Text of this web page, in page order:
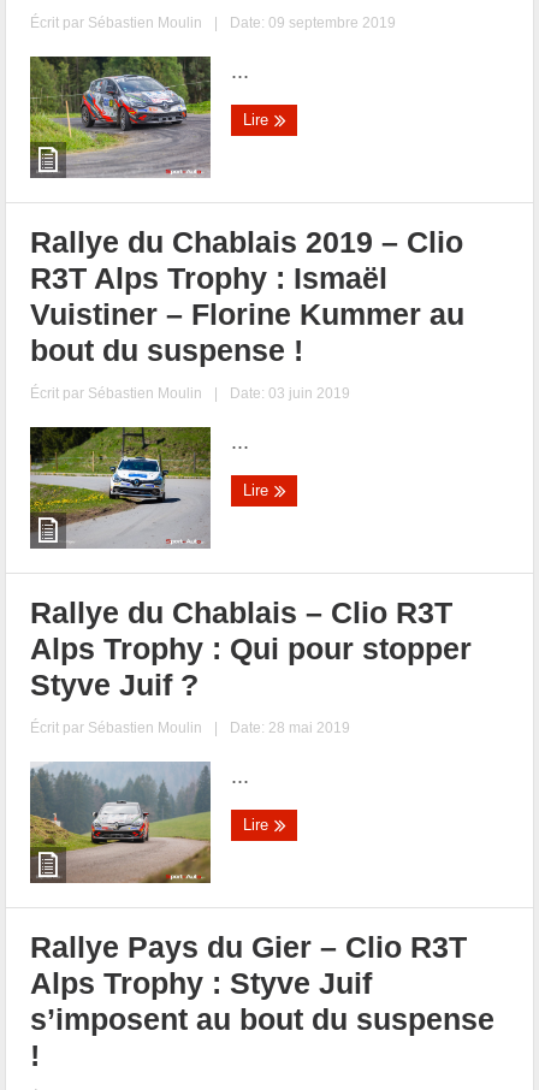
Écrit par Sébastien Moulin | Date: 09 septembre 2019
...
Lire
Rallye du Chablais 2019 – Clio
R3T Alps Trophy : Ismaël
Vuistiner – Florine Kummer au
bout du suspense !
Écrit par Sébastien Moulin | Date: 03 juin 2019
...
Lire
Rallye du Chablais – Clio R3T
Alps Trophy : Qui pour stopper
Styve Juif ?
Écrit par Sébastien Moulin | Date: 28 mai 2019
...
Lire
Rallye Pays du Gier – Clio R3T
Alps Trophy : Styve Juif
s’imposent au bout du suspense
!